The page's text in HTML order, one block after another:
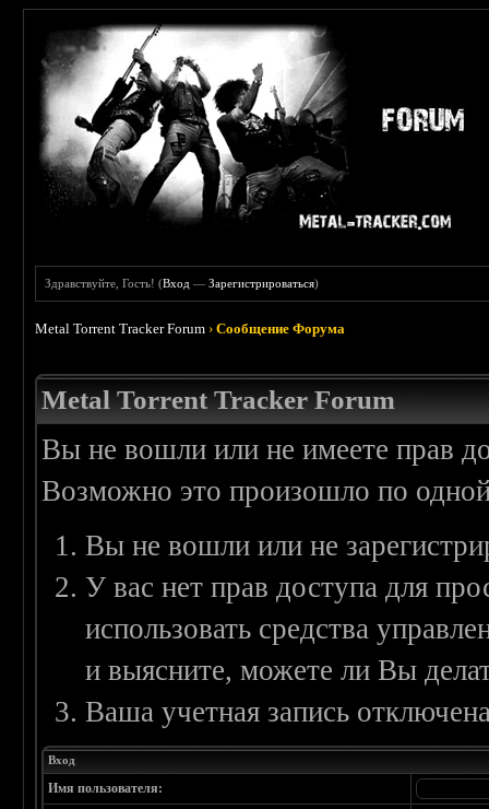
Здравствуйте, Гость! (Вход —Зарегистрироваться)
Metal Torrent Tracker Forum ›Сообщение Форума
Metal Torrent Tracker Forum
Вы не вошли или не имеете прав
Возможно это произошло по
Вы не вошли или не
У вас нет прав доступа для
использовать средства
и выясните, можете ли Вы
Ваша учетная запись
Вход
Имя пользователя: